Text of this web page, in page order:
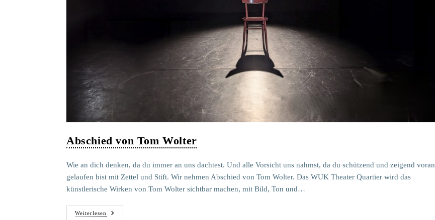
Abschied von Tom Wolter
Wie an dich denken, da du immer an uns dachtest. Und alle Vorsicht uns nahmst, da du schützend und zeigend voran
gelaufen bist mit Zettel und Stift. Wir nehmen Abschied von Tom Wolter. Das WUK Theater Quartier wird das
künstlerische Wirken von Tom Wolter sichtbar machen, mit Bild, Ton und…
Weiterlesen
Abschied